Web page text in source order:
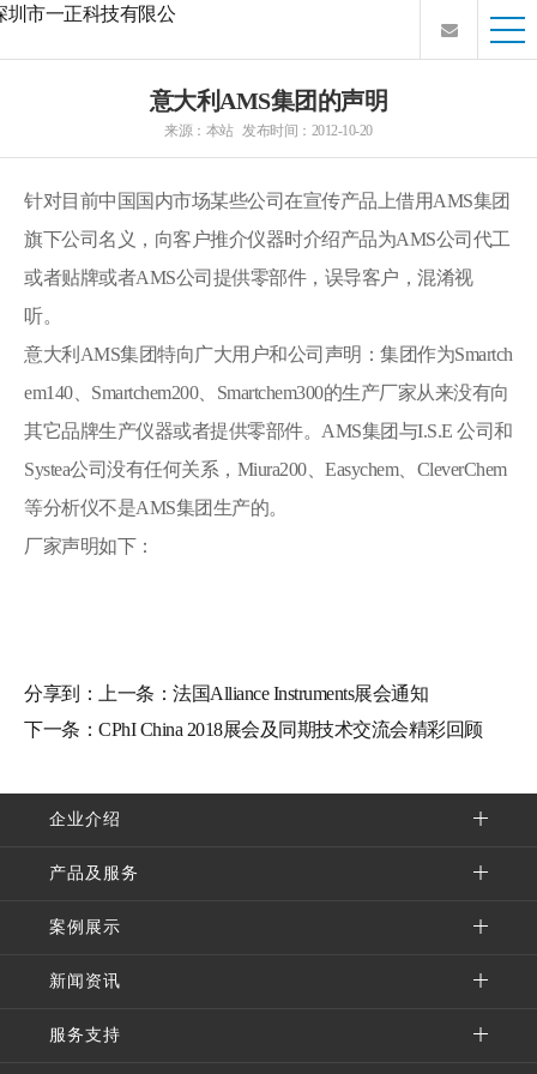
意大利AMS集团的声明
来源：本站 发布时间：2012-10-20
针对目前中国国内市场某些公司在宣传产品上借用AMS集团
旗下公司名义，向客户推介仪器时介绍产品为AMS公司代工
或者贴牌或者AMS公司提供零部件，误导客户，混淆视
听。
意大利AMS集团特向广大用户和公司声明：集团作为Smartch
em140、Smartchem200、Smartchem300的生产厂家从来没有向
其它品牌生产仪器或者提供零部件。AMS集团与I.S.E 公司和
Systea公司没有任何关系，Miura200、Easychem、CleverChem
等分析仪不是AMS集团生产的。
厂家声明如下：
分享到： 上一条： 法国Alliance Instruments展会通知
下一条： CPhI China 2018展会及同期技术交流会精彩回顾
企业介绍
产品及服务
案例展示
新闻资讯
服务支持